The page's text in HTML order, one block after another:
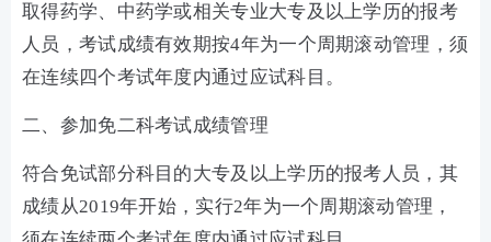
取得药学、中药学或相关专业大专及以上学历的报考
人员，考试成绩有效期按4年为一个周期滚动管理，须
在连续四个考试年度内通过应试科目。
二、参加免二科考试成绩管理
符合免试部分科目的大专及以上学历的报考人员，其
成绩从2019年开始，实行2年为一个周期滚动管理，